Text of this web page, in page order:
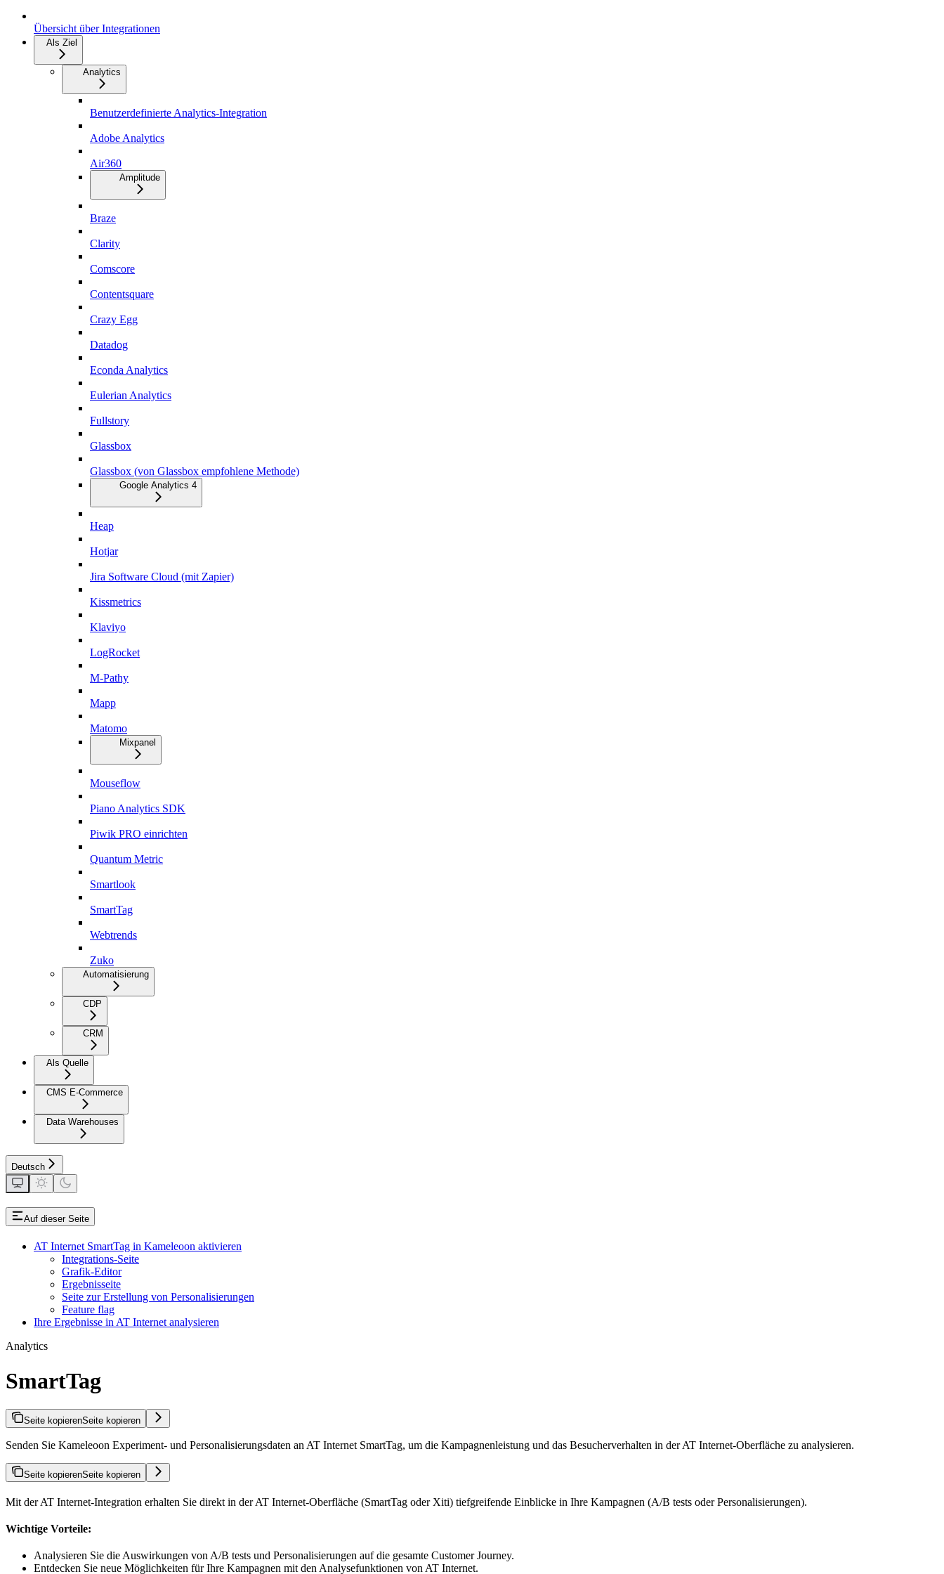
Übersicht über Integrationen
Als Ziel
Analytics
Benutzerdefinierte Analytics-Integration
Adobe Analytics
Air360
Amplitude
Braze
Clarity
Comscore
Contentsquare
Crazy Egg
Datadog
Econda Analytics
Eulerian Analytics
Fullstory
Glassbox
Glassbox (von Glassbox empfohlene Methode)
Google Analytics 4
Heap
Hotjar
Jira Software Cloud (mit Zapier)
Kissmetrics
Klaviyo
LogRocket
M-Pathy
Mapp
Matomo
Mixpanel
Mouseflow
Piano Analytics SDK
Piwik PRO einrichten
Quantum Metric
Smartlook
SmartTag
Webtrends
Zuko
Automatisierung
CDP
CRM
Als Quelle
CMS E-Commerce
Data Warehouses
Deutsch
Auf dieser Seite
AT Internet SmartTag in Kameleoon aktivieren
Integrations-Seite
Grafik-Editor
Ergebnisseite
Seite zur Erstellung von Personalisierungen
Feature flag
Ihre Ergebnisse in AT Internet analysieren
Analytics
SmartTag
Seite kopierenSeite kopieren
Senden Sie Kameleoon Experiment- und Personalisierungsdaten an AT Internet SmartTag, um die Kampagnenleistung und das Besucherverhalten in der AT Internet-Oberfläche zu analysieren.
Seite kopierenSeite kopieren
Mit der AT Internet-Integration erhalten Sie direkt in der AT Internet-Oberfläche (SmartTag oder Xiti) tiefgreifende Einblicke in Ihre Kampagnen (A/B tests oder Personalisierungen).
Wichtige Vorteile:
Analysieren Sie die Auswirkungen von A/B tests und Personalisierungen auf die gesamte Customer Journey.
Entdecken Sie neue Möglichkeiten für Ihre Kampagnen mit den Analysefunktionen von AT Internet.